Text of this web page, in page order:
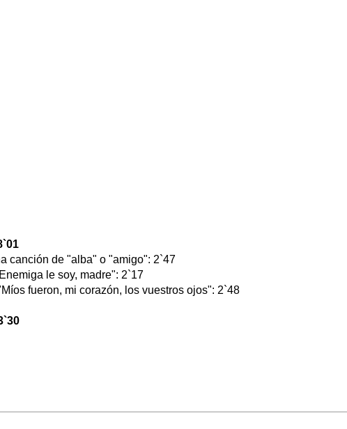
canción de "alba" o "amigo": 2`47
le soy, madre": 2`17
fueron, mi corazón, los vuestros ojos": 2`48